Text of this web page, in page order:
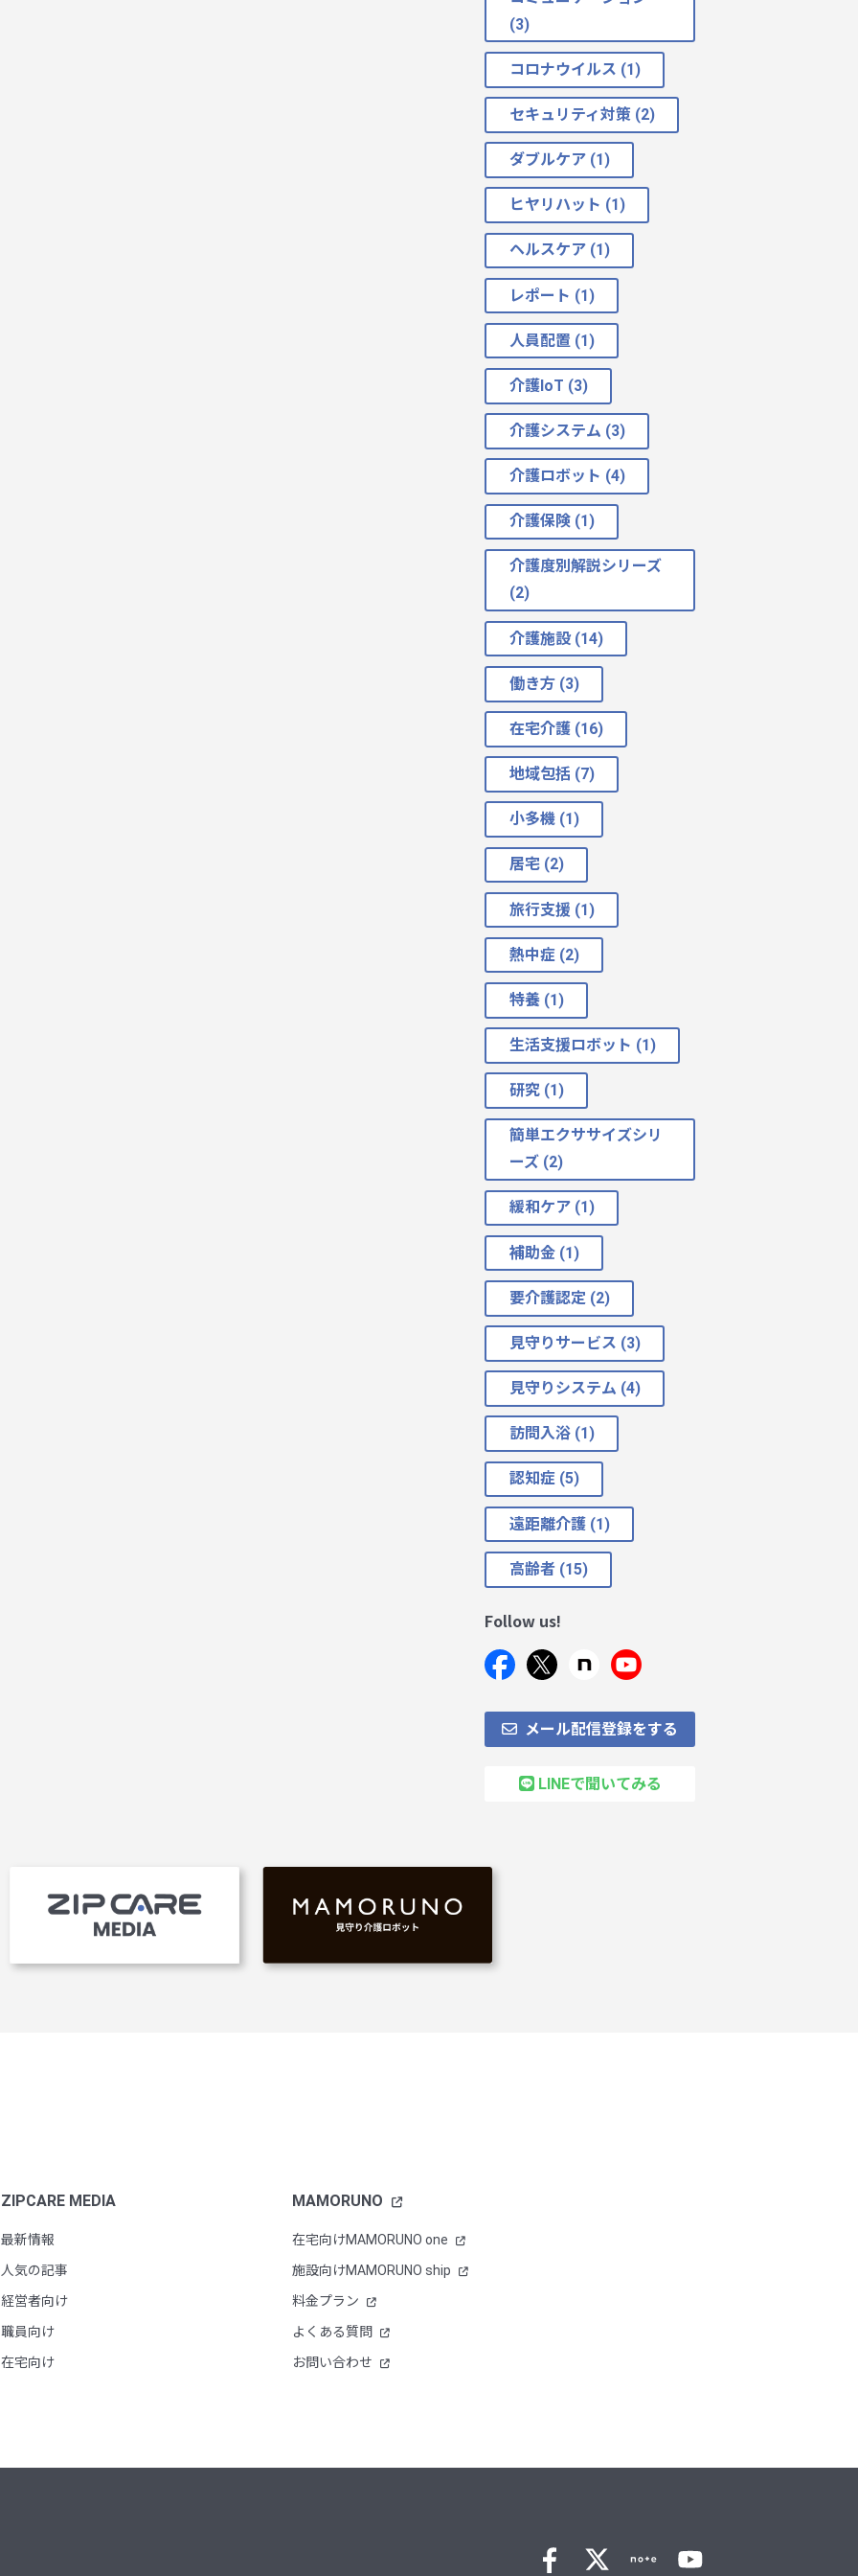
(3)
コロナウイルス (1)
セキュリティ対策 (2)
ダブルケア (1)
ヒヤリハット (1)
ヘルスケア (1)
レポート (1)
人員配置 (1)
介護IoT (3)
介護システム (3)
介護ロボット (4)
介護保険 (1)
介護度別解説シリーズ
(2)
介護施設 (14)
働き方 (3)
在宅介護 (16)
地域包括 (7)
小多機 (1)
居宅 (2)
旅行支援 (1)
熱中症 (2)
特養 (1)
生活支援ロボット (1)
研究 (1)
簡単エクササイズシリ
ーズ (2)
緩和ケア (1)
補助金 (1)
要介護認定 (2)
見守りサービス (3)
見守りシステム (4)
訪問入浴 (1)
認知症 (5)
遠距離介護 (1)
高齢者 (15)
Follow us!
メール配信登録をする
LINEで聞いてみる
ZIPCARE MEDIA
最新情報
人気の記事
経営者向け
職員向け
在宅向け
MAMORUNO
在宅向けMAMORUNO one
施設向けMAMORUNO ship
料金プラン
よくある質問
お問い合わせ